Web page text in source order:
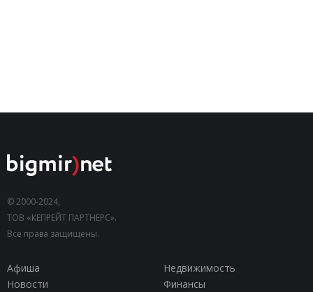
© 2000-2024,
ТОВ «КЕПРЕЙТ ПАРТНЕРС».
Все права защищены.
Афиша
Недвижимость
Новости
Финансы